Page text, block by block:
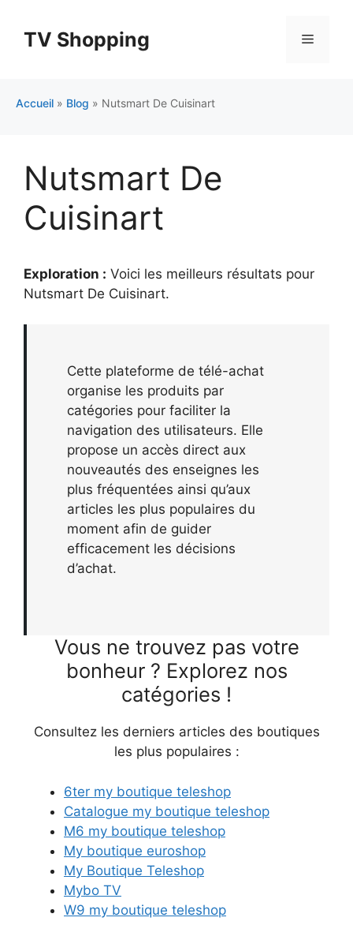
contenuTV Shopping Menu
Accueil » Blog » Nutsmart De Cuisinart
Nutsmart De
Cuisinart
Exploration : Voici les meilleurs résultats pour
Nutsmart De Cuisinart.
Cette plateforme de télé-achat
organise les produits par
catégories pour faciliter la
navigation des utilisateurs. Elle
propose un accès direct aux
nouveautés des enseignes les
plus fréquentées ainsi qu’aux
articles les plus populaires du
moment afin de guider
efficacement les décisions
d’achat.
Vous ne trouvez pas votre
bonheur ? Explorez nos
catégories !
Consultez les derniers articles des boutiques
les plus populaires :
6ter my boutique teleshop
Catalogue my boutique teleshop
M6 my boutique teleshop
My boutique euroshop
My Boutique Teleshop
Mybo TV
W9 my boutique teleshop